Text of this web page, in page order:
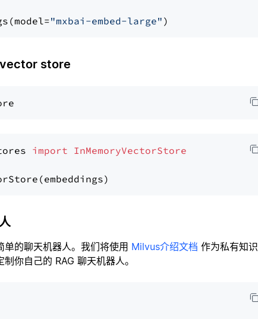
"mxbai-embed-large"
vector store
import InMemoryVectorStore
的聊天机器人。我们将使用 Milvus介绍文档 作为私有知识
你自己的 RAG 聊天机器人。